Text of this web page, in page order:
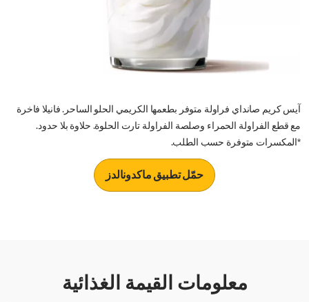
آيس كريم صانداي فراولة متوفر بطعمها الكريمي الحلو الساحر. فانيلا فاخرة
مع قطع الفراولة الحمراء وصلصة الفراولة تارت الحلوة. حلاوة بلا حدود.
*المكسرات متوفرة حسب الطلب.
حمّل تطبيق ماكدونالدز
معلومات القيمة الغذائية